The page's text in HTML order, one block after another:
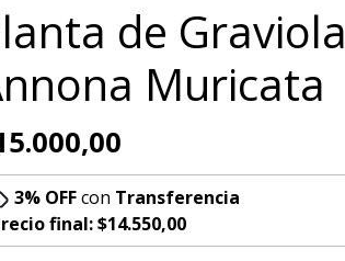
de Graviola
Muricata
3% OFFcon Transferencia
final:$14.550,00